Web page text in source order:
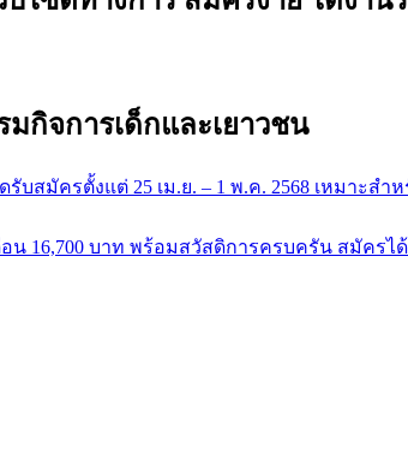
กิจการเด็กและเยาวชน
บสมัครตั้งแต่ 25 เม.ย. – 1 พ.ค. 2568 เหมาะส
16,700 บาท พร้อมสวัสดิการครบครัน สมัครได้